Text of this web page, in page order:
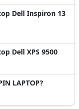
Dell Inspiron 13
Dell XPS 9500
LAPTOP?